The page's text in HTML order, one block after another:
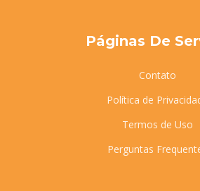
Páginas De
Contato
Política de
Termos de Uso
Perguntas